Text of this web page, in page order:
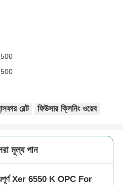
বেল্ট ফিউসার ক্লিনিং ওয়েব
মূল্য পান
Xer 6550 K OPC For